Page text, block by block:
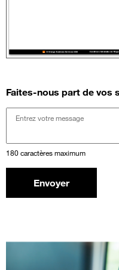
Faites-nous part de vos
180 caractères maximum
Envoyer